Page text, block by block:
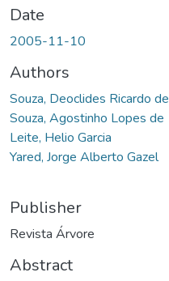
Date
2005-11-10
Authors
Souza, Deoclides Ricardo de
Souza, Agostinho Lopes de
Leite, Helio Garcia
Yared, Jorge Alberto Gazel
Publisher
Revista Árvore
Abstract